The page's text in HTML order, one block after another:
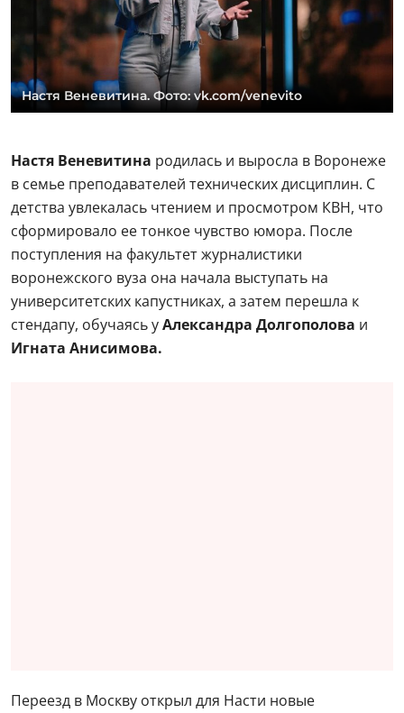
Настя Веневитина. Фото: vk.com/venevito
Настя Веневитина родилась и выросла в Воронеже
в семье преподавателей технических дисциплин. С
детства увлекалась чтением и просмотром КВН, что
сформировало ее тонкое чувство юмора. После
поступления на факультет журналистики
воронежского вуза она начала выступать на
университетских капустниках, а затем перешла к
стендапу, обучаясь уАлександра Долгополова и
Игната Анисимова.
Переезд в Москву открыл для Насти новые